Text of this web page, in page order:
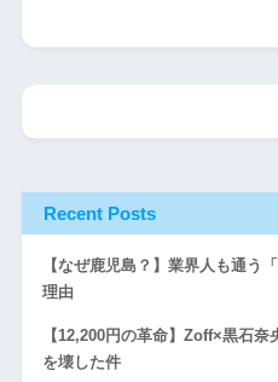
Recent Posts
【なぜ鹿児島？】業界人も通う
理由
【12,200円の革命】Zoff×黒石奈
を壊した件